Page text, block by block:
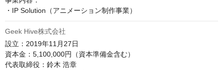
・IP Solution（アニメーション制作事業）
Geek Hive株式会社
設立：2019年11月27日
資本金：5,100,000円（資本準備金含む）
代表取締役：鈴木 浩章